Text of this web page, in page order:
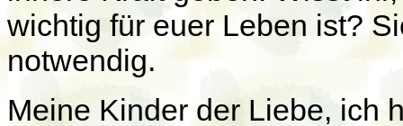
wichtig für euer Leben ist?
notwendig.
Meine Kinder der Liebe, ich